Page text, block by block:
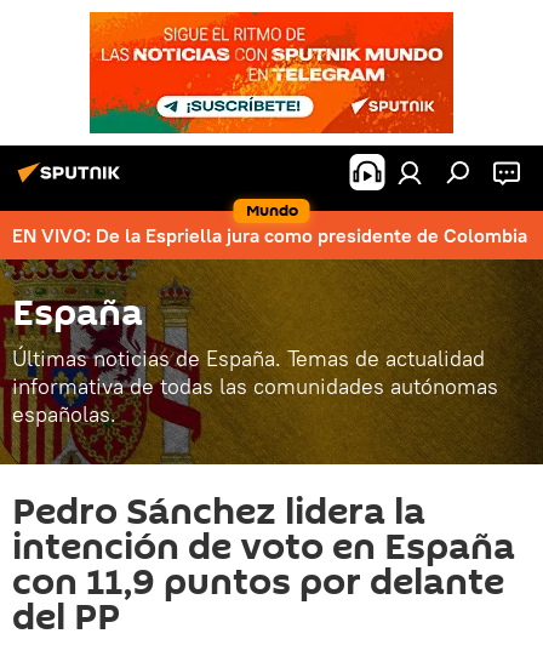
Mundo
EN VIVO: De la Espriella jura como presidente de Colombia
España
Últimas noticias de España. Temas de actualidad
informativa de todas las comunidades autónomas
españolas.
Pedro Sánchez lidera la
intención de voto en España
con 11,9 puntos por delante
del PP